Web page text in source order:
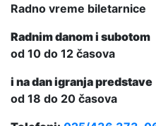
Radno vreme biletarnice
Radnim danom i subotom
od 10 do 12 časova
i na dan igranja predstave
od 18 do 20 časova